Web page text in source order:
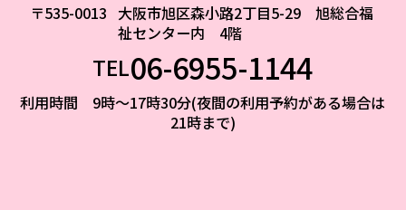
〒535-0013 大阪市旭区森小路2丁目5-29 旭総合福
祉センター内 4階
TEL06-6955-1144
利用時間 9時～17時30分(夜間の利用予約がある場合は
21時まで)